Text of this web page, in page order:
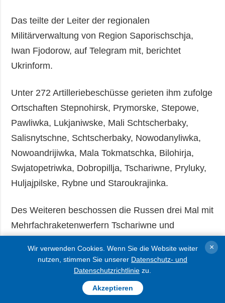
Das teilte der Leiter der regionalen
Militärverwaltung von Region Saporischschja,
Iwan Fjodorow, auf Telegram mit, berichtet
Ukrinform.
Unter 272 Artilleriebeschüsse gerieten ihm zufolge
Ortschaften Stepnohirsk, Prymorske, Stepowe,
Pawliwka, Lukjaniwske, Mali Schtscherbaky,
Salisnytschne, Schtscherbaky, Nowodanyliwka,
Nowoandrijiwka, Mala Tokmatschka, Bilohirja,
Swjatopetriwka, Dobropillja, Tschariwne, Pryluky,
Huljajpilske, Rybne und Staroukrajinka.
Des Weiteren beschossen die Russen drei Mal mit
Mehrfachraketenwerfern Tschariwne und
Luftfahrzeuge verschiedener Typen (meistens
FPV-Drohnen) gegen Saporischschja,
Komyschuwacha, Kuschuhum, Nowomykolajiwka,
Wir verwenden Cookies. Wenn Sie die Website weiter
nutzen, stimmen Sie unserer Datenschutz- und
Datenschutzrichtlinie zu.
Akzeptieren
×